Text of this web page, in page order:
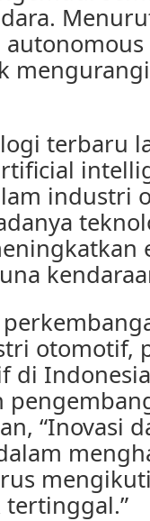
terbaru
industri
otomotif,
di
“Inovasi